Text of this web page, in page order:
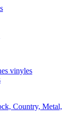
vinyles
Country, Metal,